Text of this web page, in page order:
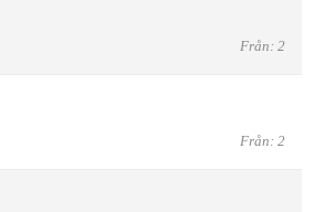
Från: 2
Från: 2